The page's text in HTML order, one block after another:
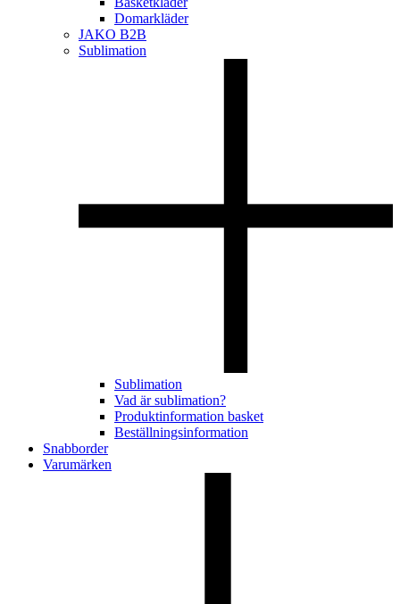
Domarkläder
JAKO B2B
Sublimation
Sublimation
Vad är sublimation?
Produktinformation basket
Beställningsinformation
Snabborder
Varumärken